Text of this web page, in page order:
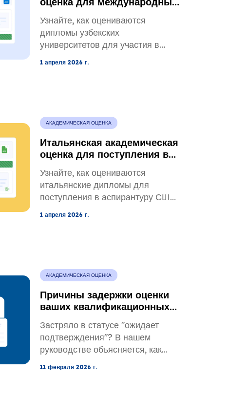
стипендиальных программ
Узнайте, как оцениваются
дипломы узбекских
университетов для участия в
Чевенинга. Избегайте
1 апреля 2026 г.
АКАДЕМИЧЕСКАЯ ОЦЕНКА
Итальянская академическая
оценка для поступления в
аспирантуру.
Узнайте, как оцениваются
итальянские дипломы для
поступления в аспирантуру США.
эквивалентности диплома
необходимых документов.
1 апреля 2026 г.
АКАДЕМИЧЕСКАЯ ОЦЕНКА
Причины задержки оценки
ваших квалификационных
Застряло в статусе "ожидает
подтверждения"? В нашем
руководстве объясняется, как
учетных данных и снять
11 февраля 2026 г.